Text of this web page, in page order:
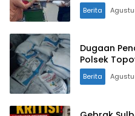
Berita
Dugaan
Polsek
Berita